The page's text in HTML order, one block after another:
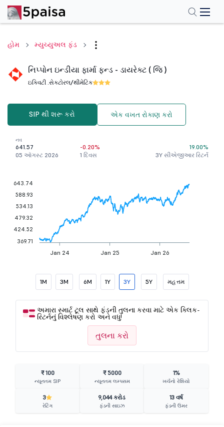
હોમ મ્યુચ્યુઅલ ફંડ
નિપ્પોન ઇન્ડીયા ફાર્મા ફન્ડ - ડાયરેક્ટ ( જિ )
ઇક્વિટી .સેક્ટોરલ/થીમેટિક
SIP થી શરૂ કરો એક વખત રોકાણ કરો
નવ
641.57
05 ઑગસ્ટ 2026
-0.20%
1 દિવસ
19.00%
3Y સીએજીઆર રિટર્ન
Jan 24 Jan 25 Jan 26
643.74
588.93
534.13
479.32
424.52
369.71
1M 3M 6M 1Y 3Y 5Y મહત્તમ
અમારા સ્માર્ટ ટૂલ સાથે ફંડની તુલના કરવા માટે એક ક્લિક-
રિટર્નનું વિશ્લેષણ કરો અને વધુ!
તુલના કરો
₹ 100
ન્યૂનતમ SIP
₹ 5000
ન્યૂનતમ લમ્પસમ
1%
ખર્ચનો રેશિયો
3
રેટિંગ
9,044 કરોડ
ફંડની સાઇઝ
13 વર્ષ
ફંડની ઉંમર